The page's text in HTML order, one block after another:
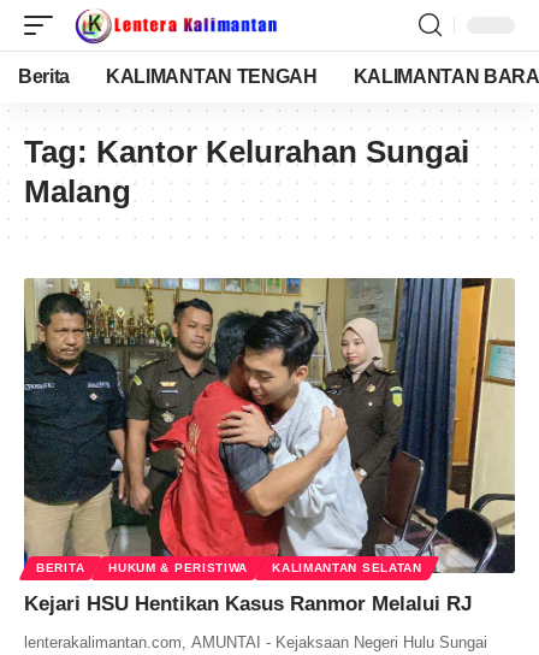
Berita KALIMANTAN TENGAH KALIMANTAN
Tag: Kantor Kelurahan Sungai
Malang
BERITA HUKUM & PERISTIWA KALIMANTAN SELATAN
Kejari HSU Hentikan Kasus Ranmor Melalui RJ
lenterakalimantan.com, AMUNTAI - Kejaksaan Negeri Hulu Sungai